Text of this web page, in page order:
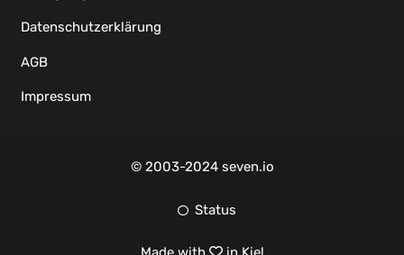
Datenschutzerklärung
AGB
Impressum
© 2003-2024 seven.io
Status